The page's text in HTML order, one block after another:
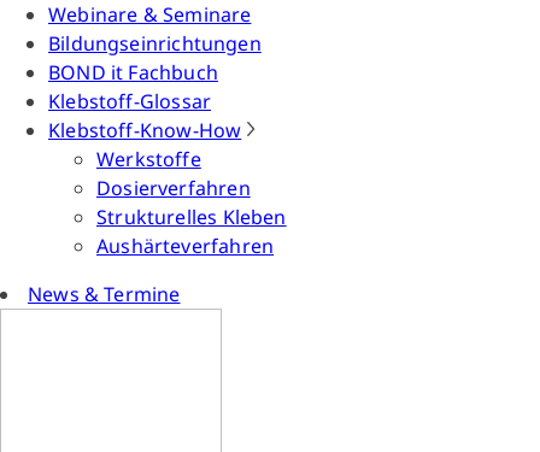
Webinare & Seminare
Bildungseinrichtungen
BOND it Fachbuch
Klebstoff-Glossar
Klebstoff-Know-How
Werkstoffe
Dosierverfahren
Strukturelles Kleben
Aushärteverfahren
News & Termine